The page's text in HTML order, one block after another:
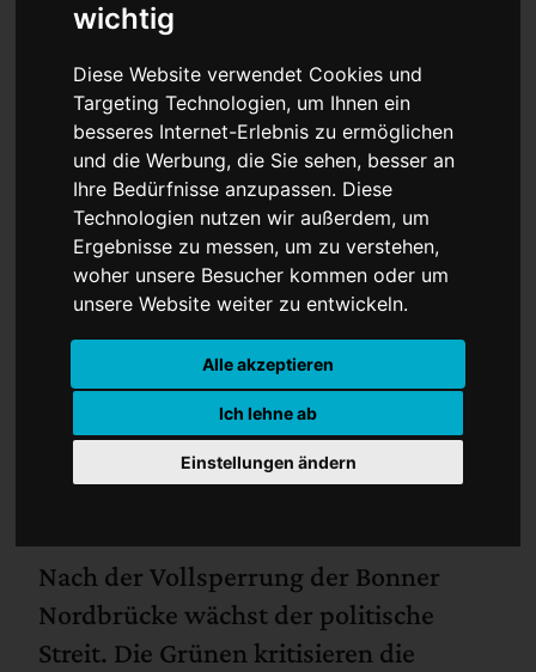
wichtig
Diese Website verwendet Cookies und
Targeting Technologien, um Ihnen ein
besseres Internet-Erlebnis zu ermöglichen
und die Werbung, die Sie sehen, besser an
Ihre Bedürfnisse anzupassen. Diese
Technologien nutzen wir außerdem, um
Ergebnisse zu messen, um zu verstehen,
woher unsere Besucher kommen oder um
unsere Website weiter zu entwickeln.
Alle akzeptieren
Ich lehne ab
Einstellungen ändern
Brücken-Chaos in Bonn:
Grüne werfen Regierung
falsche Prioritäten vor
Nach der Vollsperrung der Bonner
Nordbrücke wächst der politische
Streit. Die Grünen kritisieren die